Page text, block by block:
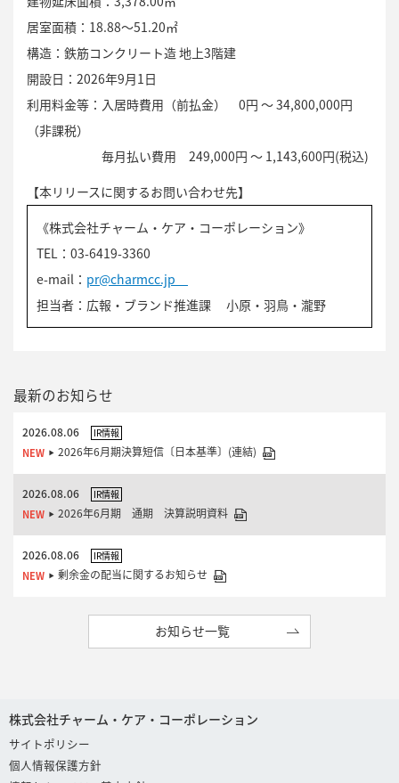
居室面積：18.88～51.20㎡
構造：鉄筋コンクリート造 地上3階建
開設日：2026年9月1日
利用料金等：入居時費用（前払金） 0円 ～ 34,800,000円
（非課税）
毎月払い費用 249,000円 ～ 1,143,600円(税込)
【本リリースに関するお問い合わせ先】
《株式会社チャーム・ケア・コーポレーション》
TEL：03-6419-3360
e-mail： pr@charmcc.jp
担当者：広報・ブランド推進課 小原・羽鳥・瀧野
最新のお知らせ
2026.08.06 IR情報
2026年6月期決算短信〔日本基準〕(連結)
2026.08.06 IR情報
2026年6月期 通期 決算説明資料
2026.08.06 IR情報
剰余金の配当に関するお知らせ
お知らせ一覧
株式会社チャーム・ケア・コーポレーション
サイトポリシー
個人情報保護方針